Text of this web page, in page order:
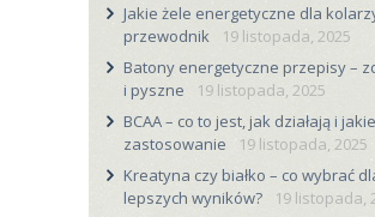
Jakie żele energetyczne dla
przewodnik
19 listopada, 2025
Batony energetyczne przepisy –
i pyszne
19 listopada, 2025
BCAA – co to jest, jak działają i
zastosowanie
19 listopada, 2025
Kreatyna czy białko – co wybrać
lepszych wyników?
19 listopada,